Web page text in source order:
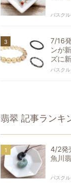
パスク
7/16
ンが
ズに
パスク
翡翠 記事ランキ
4/2発
魚川
パスク